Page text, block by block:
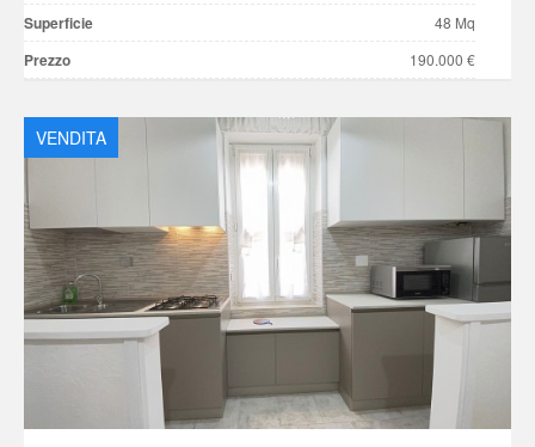
Superficie 48 Mq
Prezzo 190.000 €
VENDITA